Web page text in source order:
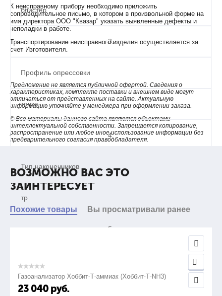
блистер
3.
Профиль опрессовки
точка
4.
Тип наконечников
тр
5.
0,6
К неисправному прибору необходимо приложить
сопроводительное письмо, в котором в произвольной форме на
имя директора ООО "Квазар" указать выявленные дефекты и
неполадки в работе.
Транспортирование неисправного изделия осуществляется за
счет Изготовителя.
Предложение не является публичной офертой. Сведения о
характеристиках, комплекте поставки и внешнем виде могут
отличаться от представленных на сайте. Актуальную
информацию уточняйте у менеджера при оформлении заказа.
© Все материалы данного сайта являются объектами
интеллектуальной собственности. Запрещается копирование,
распространение или любое иное использование информации без
предварительного согласия правообладателя.
ВОЗМОЖНО ВАС ЭТО
ЗАИНТЕРЕСУЕТ
Похожие товары Вы просматривали ранее
Газоанализатор Хоббит-Т-аммиак (Хоббит-Т-NH3)
23 040 руб.